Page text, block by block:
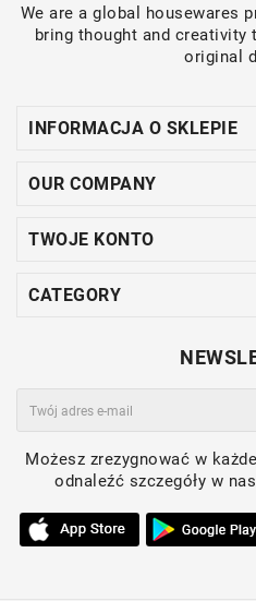
We are a global housewares
bring thought and creativity
original
INFORMACJA O SKLEPIE
OUR COMPANY
TWOJE KONTO
CATEGORY
Możesz zrezygnować w
odnaleźć szczegóły w